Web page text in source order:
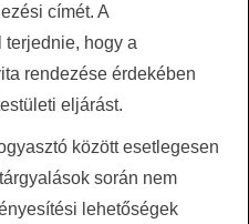
címét. A
terjednie, hogy a
rendezése érdekében
eljárást.
között esetlegesen
során nem
lehetőségek